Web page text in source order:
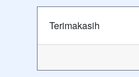
Terimakasih